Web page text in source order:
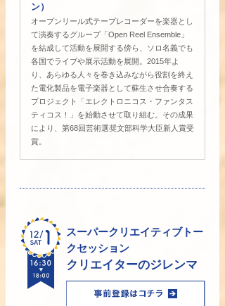
ン）
オープンリール式テープレコーダーを楽器とし
て演奏するグループ「Open Reel Ensemble」
を結成して活動を展開する傍ら、ソロ名義でも
各国でライブや展示活動を展開。2015年よ
り、あらゆる人々を巻き込みながら役割を終え
た電化製品を電子楽器として蘇生させ合奏する
プロジェクト「エレクトロニコス・ファンタス
ティコス！」を始動させて取り組む。その成果
により、第68回芸術選奨文部科学大臣新人賞受
賞。
スーパークリエイティブトー
クセッション
クリエイターのジレンマ